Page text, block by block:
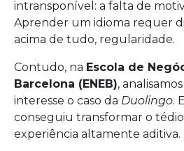
intransponível: a falta de
Aprender um idioma requer
acima de tudo, regularidade.
Contudo, na Escola de
Barcelona (ENEB),
interesse o caso da Duolingo.
conseguiu transformar o
experiência altamente aditiva.